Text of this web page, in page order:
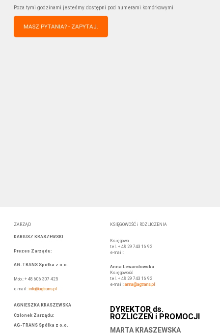
Poza tymi godzinami jesteśmy dostępni pod numerami komórkowymi
MASZ PYTANIA? - ZAPYTAJ.
ZARZĄD
DARIUSZ KRASZEWSKI
Prezes Zarządu:
AG-TRANS Spółka z o.o.
Mob.: + 48 606 307 425
e-mail:info@agtrans.pl
AGNIESZKA KRASZEWSKA
Członek Zarządu:
AG-TRANS Spółka z o.o.
KSIĘGOWOŚĆ i ROZLICZENIA
Księgowa
tel. + 48 29 743 16 92
e-mail:
Anna Lewandowska
Księgowość
tel. + 48 29 743 16 92
e-mail:anna@agtrans.pl
DYREKTOR ds.
ROZLICZEŃ i PROMOCJI
MARTA KRASZEWSKA